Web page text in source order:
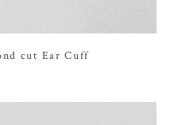
cut Ear Cuff